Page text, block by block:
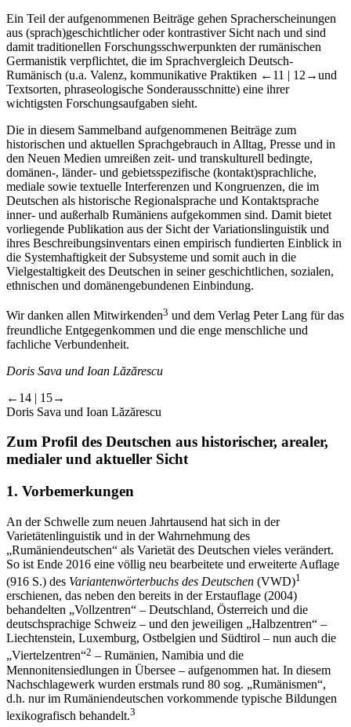
Ein Teil der aufgenommenen Beiträge gehen Spracherscheinungen
aus (sprach)geschichtlicher oder kontrastiver Sicht nach und sind
damit traditionellen Forschungsschwerpunkten der rumänischen
Germanistik verpflichtet, die im Sprachvergleich Deutsch-
Rumänisch (u.a. Valenz, kommunikative Praktiken ←11 | 12→und
Textsorten, phraseologische Sonderausschnitte) eine ihrer
wichtigsten Forschungsaufgaben sieht.
Die in diesem Sammelband aufgenommenen Beiträge zum
historischen und aktuellen Sprachgebrauch in Alltag, Presse und in
den Neuen Medien umreißen zeit- und transkulturell bedingte,
domänen-, länder- und gebietsspezifische (kontakt)sprachliche,
mediale sowie textuelle Interferenzen und Kongruenzen, die im
Deutschen als historische Regionalsprache und Kontaktsprache
inner- und außerhalb Rumäniens aufgekommen sind. Damit bietet
vorliegende Publikation aus der Sicht der Variationslinguistik und
ihres Beschreibungsinventars einen empirisch fundierten Einblick in
die Systemhaftigkeit der Subsysteme und somit auch in die
Vielgestaltigkeit des Deutschen in seiner geschichtlichen, sozialen,
ethnischen und domänengebundenen Einbindung.
Wir danken allen Mitwirkenden3 und dem Verlag Peter Lang für das
freundliche Entgegenkommen und die enge menschliche und
fachliche Verbundenheit.
Doris Sava und Ioan Lăzărescu
←14 | 15→
Doris Sava und Ioan Lăzărescu
Zum Profil des Deutschen aus historischer, arealer,
medialer und aktueller Sicht
1. Vorbemerkungen
An der Schwelle zum neuen Jahrtausend hat sich in der
Varietätenlinguistik und in der Wahrnehmung des
„Rumäniendeutschen“ als Varietät des Deutschen vieles verändert.
So ist Ende 2016 eine völlig neu bearbeitete und erweiterte Auflage
(916 S.) des Variantenwörterbuchs des Deutschen (VWD)1
erschienen, das neben den bereits in der Erstauflage (2004)
behandelten „Vollzentren“ – Deutschland, Österreich und die
deutschsprachige Schweiz – und den jeweiligen „Halbzentren“ –
Liechtenstein, Luxemburg, Ostbelgien und Südtirol – nun auch die
„Viertelzentren“2 – Rumänien, Namibia und die
Mennonitensiedlungen in Übersee – aufgenommen hat. In diesem
Nachschlagewerk wurden erstmals rund 80 sog. „Rumänismen“,
d.h. nur im Rumäniendeutschen vorkommende typische Bildungen
lexikografisch behandelt.3